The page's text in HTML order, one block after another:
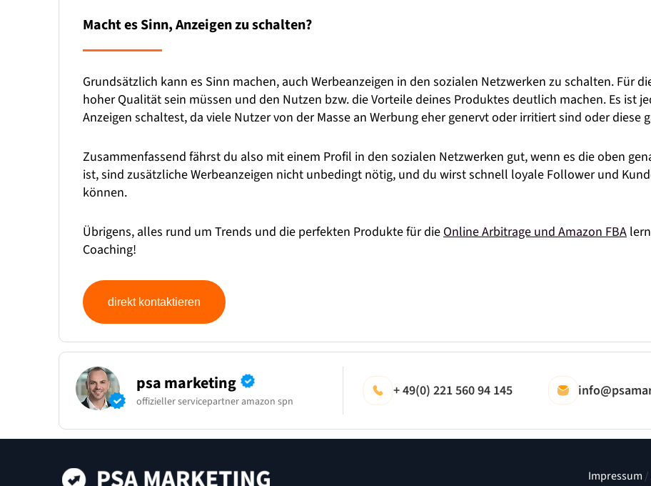
Macht es Sinn, Anzeigen zu schalten?
Grundsätzlich kann es Sinn machen, auch Werbeanzeigen in den sozialen Netzwerken zu schalten. Für
hoher Qualität sein müssen und den Nutzen bzw. die Vorteile deines Produktes deutlich machen. Es ist
Anzeigen schaltest, da viele Nutzer von der Masse an Werbung eher genervt oder irritiert sind oder diese
Zusammenfassend fährst du also mit einem Profil in den sozialen Netzwerken gut, wenn es die oben
ist, sind zusätzliche Werbeanzeigen nicht unbedingt nötig, und du wirst schnell loyale Follower und
können.
Übrigens, alles rund um Trends und die perfekten Produkte für die Online Arbitrage und Amazon FBA
Coaching!
direkt kontaktieren
psa marketing
offizieller servicepartner amazon spn
+ 49(0) 221 560 94 145
Impressum /